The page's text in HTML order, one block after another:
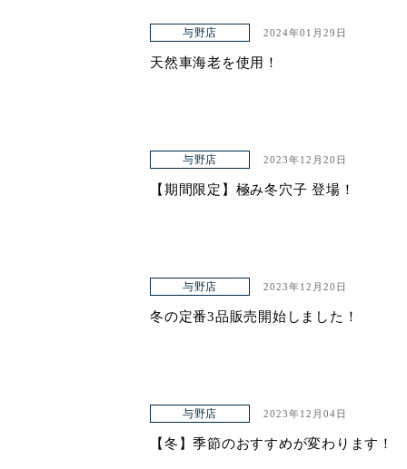
与野店 2024年01月29日
天然車海老を使用！
与野店 2023年12月20日
【期間限定】極み冬穴子 登場！
与野店 2023年12月20日
冬の定番3品販売開始しました！
与野店 2023年12月04日
【冬】季節のおすすめが変わります！